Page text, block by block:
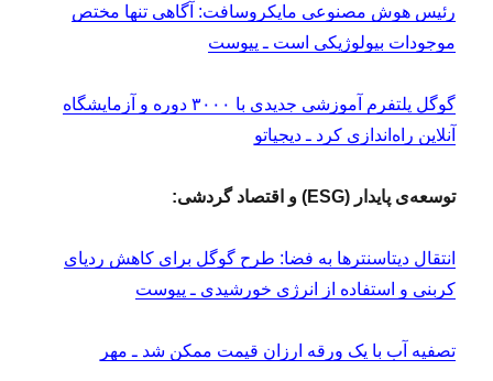
رئیس هوش مصنوعی مایکروسافت: آگاهی تنها مختص
موجودات بیولوژیکی است ـ پیوست
گوگل پلتفرم آموزشی جدیدی با ۳۰۰۰ دوره و آزمایشگاه
آنلاین راه‌اندازی کرد ـ دیجیاتو
توسعه‌ی پایدار (ESG) و اقتصاد گردشی:
انتقال دیتاسنتر‌ها به فضا: طرح گوگل برای کاهش ردپای
کربنی و استفاده از انرژی خورشیدی ـ پیوست
تصفیه آب با یک ورقه ارزان قیمت ممکن شد ـ مهر